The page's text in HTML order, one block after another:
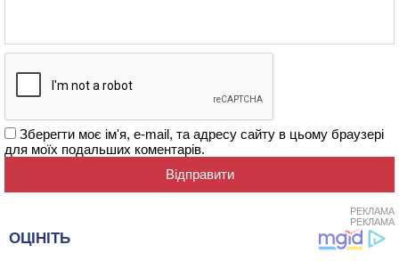
Зберегти моє ім'я, e-mail, та адресу сайту в цьому браузері
для моїх подальших коментарів.
РЕКЛАМА
РЕКЛАМА